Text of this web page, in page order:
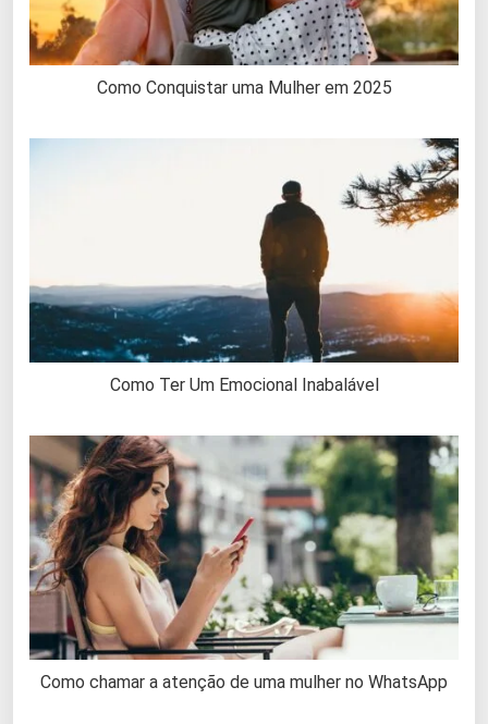
Como Conquistar uma Mulher em 2025
Como Ter Um Emocional Inabalável
Como chamar a atenção de uma mulher no WhatsApp